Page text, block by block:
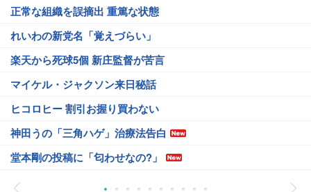
正常な組織を誤摘出 重篤な状態
れいわの新党名「覚えづらい」
楽天から死球5個 新庄監督が苦言
マイケル・ジャクソン来日秘話
ヒコロヒー 割引お握り買わない
神田うの「三角ハゲ」治療法告白
堂本剛の投稿に「匂わせなの?」